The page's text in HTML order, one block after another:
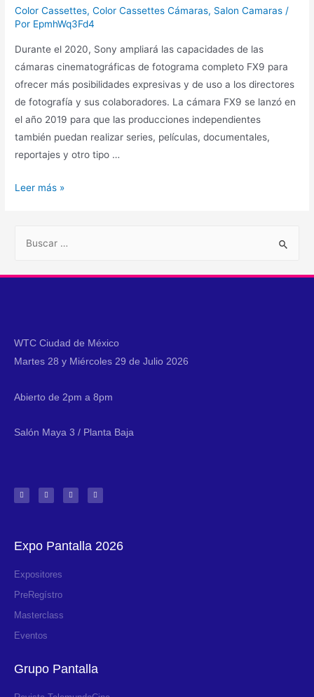
Color Cassettes,Color Cassettes Cámaras, Salon Camaras /
Por EpmhWq3Fd4
Durante el 2020, Sony ampliará las capacidades de las
cámaras cinematográficas de fotograma completo FX9 para
ofrecer más posibilidades expresivas y de uso a los directores
de fotografía y sus colaboradores. La cámara FX9 se lanzó en
el año 2019 para que las producciones independientes
también puedan realizar series, películas, documentales,
reportajes y otro tipo …
Leer más »
WTC Ciudad de México
Martes 28 y Miércoles 29 de Julio 2026
Abierto de 2pm a 8pm
Salón Maya 3 / Planta Baja
Expo Pantalla 2026
Expositores
PreRegístro
Masterclass
Eventos
Grupo Pantalla